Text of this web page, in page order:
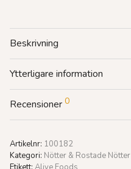
Beskrivning
Ytterligare information
Recensioner 0
Artikelnr: 100182
Kategori: Nötter & Rostade Nötter